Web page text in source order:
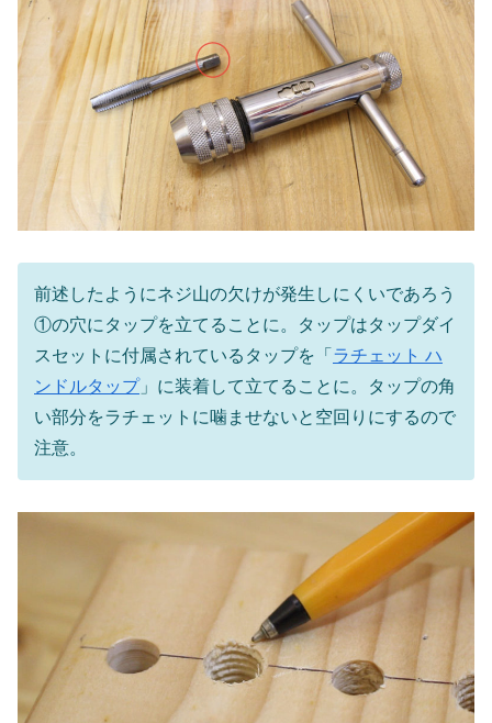
前述したようにネジ山の欠けが発生しにくいであろう
①の穴にタップを立てることに。タップはタップダイ
スセットに付属されているタップを「 ラチェット ハ
ンドルタップ」に装着して立てることに。タップの角
い部分をラチェットに噛ませないと空回りにするので
注意。